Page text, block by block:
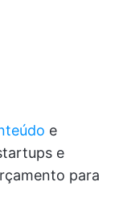
e
e
para